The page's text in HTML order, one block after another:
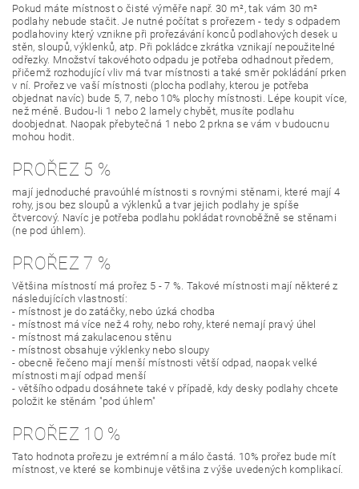
Pokud máte místnost o čisté výměře např. 30 m², tak vám 30 m²
podlahy nebude stačit. Je nutné počítat s prořezem - tedy s odpadem
podlahoviny který vznikne při prořezávání konců podlahových desek u
stěn, sloupů, výklenků, atp. Při pokládce zkrátka vznikají nepoužitelné
odřezky. Množství takovéhoto odpadu je potřeba odhadnout předem,
přičemž rozhodující vliv má tvar místnosti a také směr pokládání prken
v ní. Prořez ve vaší místnosti (plocha podlahy, kterou je potřeba
objednat navíc) bude 5, 7, nebo 10% plochy místnosti. Lépe koupit více,
než méně. Budou-li 1 nebo 2 lamely chybět, musíte podlahu
doobjednat. Naopak přebytečná 1 nebo 2 prkna se vám v budoucnu
mohou hodit.
PROŘEZ 5 %
mají jednoduché pravoúhlé místnosti s rovnými stěnami, které mají 4
rohy, jsou bez sloupů a výklenků a tvar jejich podlahy je spíše
čtvercový. Navíc je potřeba podlahu pokládat rovnoběžně se stěnami
(ne pod úhlem).
PROŘEZ 7 %
Většina místností má prořez 5 - 7 %. Takové místnosti mají některé z
následujících vlastností:
- místnost je do zatáčky, nebo úzká chodba
- místnost má více než 4 rohy, nebo rohy, které nemají pravý úhel
- místnost má zakulacenou stěnu
- místnost obsahuje výklenky nebo sloupy
- obecně řečeno mají menší místnosti větší odpad, naopak velké
místnosti mají odpad menší
- většího odpadu dosáhnete také v případě, kdy desky podlahy chcete
položit ke stěnám "pod úhlem"
PROŘEZ 10 %
Tato hodnota prořezu je extrémní a málo častá. 10% prořez bude mít
místnost, ve které se kombinuje většina z výše uvedených komplikací.